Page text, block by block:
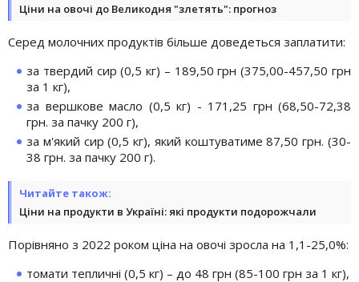
Ціни на овочі до Великодня "злетять": прогноз
Серед молочних продуктів більше доведеться заплатити:
за твердий сир (0,5 кг) – 189,50 грн (375,00-457,50 грн
за 1 кг),
за вершкове масло (0,5 кг) - 171,25 грн (68,50-72,38
грн. за пачку 200 г),
за м'який сир (0,5 кг), який коштуватиме 87,50 грн. (30-
38 грн. за пачку 200 г).
Читайте також:
Ціни на продукти в Україні: які продукти подорожчали
Порівняно з 2022 роком ціна на овочі зросла на 1,1-25,0%:
томати тепличні (0,5 кг) – до 48 грн (85-100 грн за 1 кг),